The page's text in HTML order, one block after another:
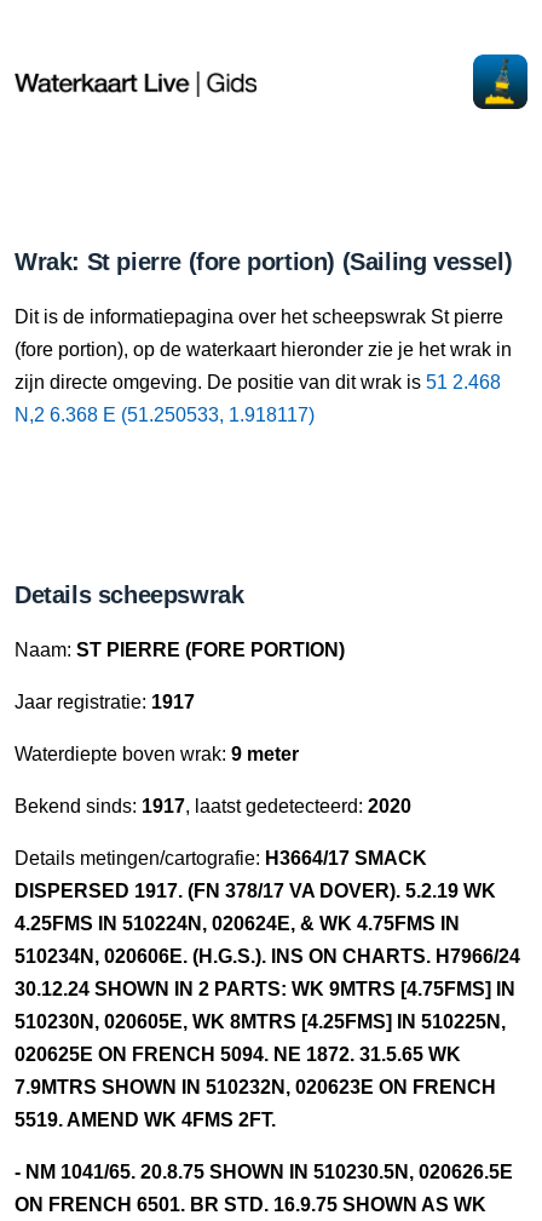
Wrak: St pierre (fore portion) (Sailing vessel)
Dit is de informatiepagina over het scheepswrak St pierre
(fore portion), op de waterkaart hieronder zie je het wrak in
zijn directe omgeving. De positie van dit wrak is 51 2.468
N,2 6.368 E (51.250533, 1.918117)
Details scheepswrak
Naam: ST PIERRE (FORE PORTION)
Jaar registratie: 1917
Waterdiepte boven wrak: 9 meter
Bekend sinds: 1917, laatst gedetecteerd: 2020
Details metingen/cartografie: H3664/17 SMACK
DISPERSED 1917. (FN 378/17 VA DOVER). 5.2.19 WK
4.25FMS IN 510224N, 020624E, & WK 4.75FMS IN
510234N, 020606E. (H.G.S.). INS ON CHARTS. H7966/24
30.12.24 SHOWN IN 2 PARTS: WK 9MTRS [4.75FMS] IN
510230N, 020605E, WK 8MTRS [4.25FMS] IN 510225N,
020625E ON FRENCH 5094. NE 1872. 31.5.65 WK
7.9MTRS SHOWN IN 510232N, 020623E ON FRENCH
5519. AMEND WK 4FMS 2FT.
- NM 1041/65. 20.8.75 SHOWN IN 510230.5N, 020626.5E
ON FRENCH 6501. BR STD. 16.9.75 SHOWN AS WK